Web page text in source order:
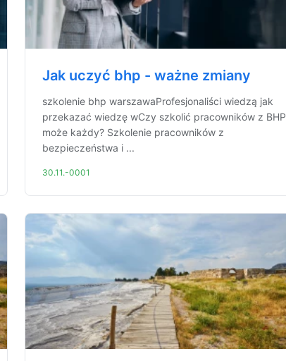
Jak uczyć bhp - ważne zmiany
szkolenie bhp warszawaProfesjonaliści wiedzą jak
przekazać wiedzę wCzy szkolić pracowników z BHP
może każdy? Szkolenie pracowników z
bezpieczeństwa i ...
30.11.-0001